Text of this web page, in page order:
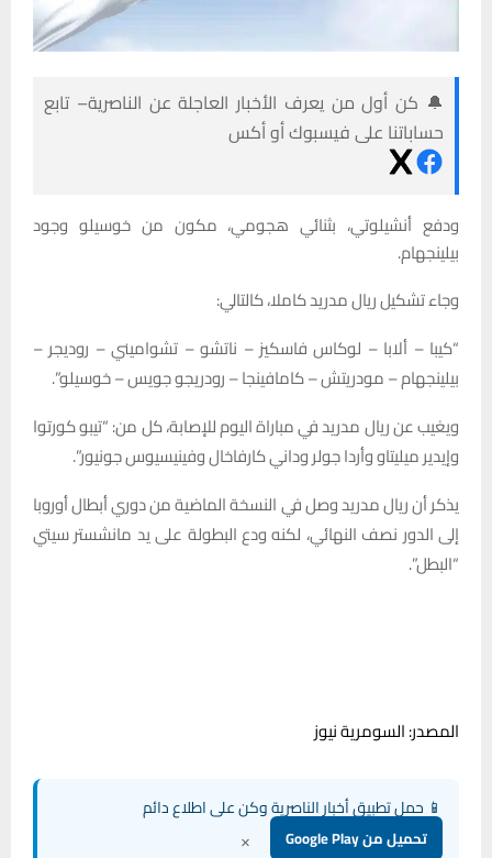
🔔 كن أول من يعرف الأخبار العاجلة عن الناصرية– تابع
حساباتنا على فيسبوك أو أكس
ودفع أنشيلوتي، بثنائي هجومي، مكون من خوسيلو وجود
بيلينجهام.
وجاء تشكيل ريال مدريد كاملا، كالتالي:
“كيبا – ألابا – لوكاس فاسكيز – ناتشو – تشواميني – روديجر –
بيلينجهام – مودريتش – كامافينجا – رودريجو جويس – خوسيلو”.
ويغيب عن ريال مدريد في مباراة اليوم للإصابة، كل من: “تيبو كورتوا
وإيدير ميليتاو وأردا جولر وداني كارفاخال وفينيسيوس جونيور”.
يذكر أن ريال مدريد وصل في النسخة الماضية من دوري أبطال أوروبا
إلى الدور نصف النهائي، لكنه ودع البطولة على يد مانشستر سيتي
“البطل”.
المصدر: السومرية نيوز
📱 حمل تطبيق أخبار الناصرية وكن على اطلاع دائم
تحميل من Google Play ×